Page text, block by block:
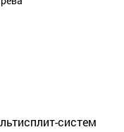
систем